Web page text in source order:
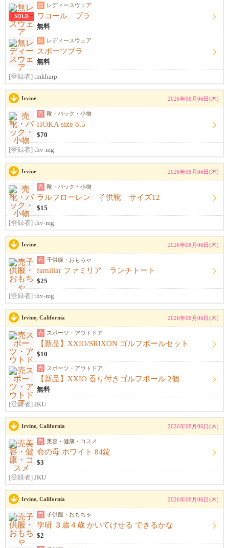
SOLD
無 レディースウェア
ワコール ブラ
無料
無 レディースウェア
スポーツブラ
無料
[登録者] tmkharp
Irvine 2026年08月06日(木)
売 靴・バック・小物
HOKA size 8.5
$70
[登録者] thv-mg
Irvine 2026年08月06日(木)
売 靴・バック・小物
ラルフローレン 子供靴 サイズ12
$15
[登録者] thv-mg
Irvine 2026年08月06日(木)
売 子供服・おもちゃ
familiar ファミリア ランチトート
$25
[登録者] thv-mg
Irvine, California 2026年08月06日(木)
売 スポーツ・アウトドア
【新品】XXIO/SRIXON ゴルフボールセット
$10
売 スポーツ・アウトドア
【新品】XXIO 香り付きゴルフボール 2個
無料
[登録者] JKU
Irvine, California 2026年08月06日(木)
売 美容・健康・コスメ
命の母 ホワイト 84錠
$3
[登録者] JKU
Irvine, California 2026年08月06日(木)
売 子供服・おもちゃ
学研 ３歳４歳 かいてけせる できるかな
$2